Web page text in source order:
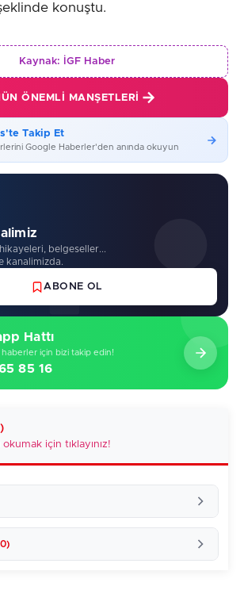
konuştu.
Kaynak: İGF Haber
ÖNEMLI MANŞETLERI
Takip Et
Google Haberler'den anında okuyun
belgeseller...
kanalimizda.
ABONE OL
Hattı
haberler için bizi takip edin!
85 16
için tıklayınız!